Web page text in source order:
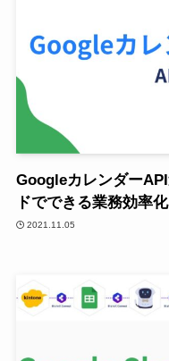
Googleカレンダー
ドでできる業務効率
2021.11.05